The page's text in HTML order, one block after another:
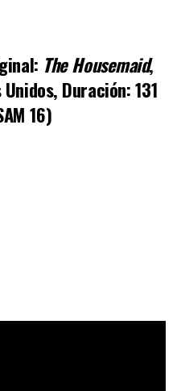
The Housemaid,
Duración: 131
16)